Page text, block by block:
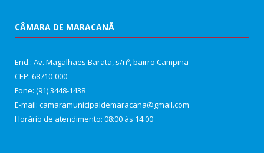
CÂMARA DE MARACANÃ
End.: Av. Magalhães Barata, s/nº, bairro Campina
CEP: 68710-000
Fone: (91) 3448-1438
E-mail: camaramunicipaldemaracana@gmail.com
Horário de atendimento: 08:00 às 14:00